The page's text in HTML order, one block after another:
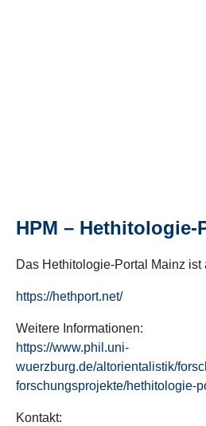
HPM – Hethitologie-
Das Hethitologie-Portal Mainz ist
https://hethport.net/
Weitere Informationen:
https://www.phil.uni-
wuerzburg.de/altorientalistik/
forschungsprojekte/hethitologie-
Kontakt: